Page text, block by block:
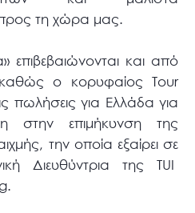
τη χώρα μας.
επιβεβαιώνονται και από
καθώς ο κορυφαίος Tour
πωλήσεις για Ελλάδα για
επιμήκυνση της
την οποία εξαίρει σε
Διευθύντρια της TUI